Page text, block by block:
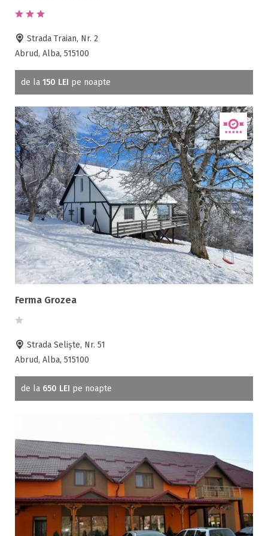
Accepta voucher vacanta
Acces bucatarie
Acces persoane cu dizabilități
ATV
Beauty center
Biliard
Cablu tv
Cazino
Ceaun
Ciubar
Crama
Cutie de valori
Discoteca
Echitatie
Fax
Ferma proprie
Gradina / curte
Gratar
Inchirieri biciclete
Jacuzzi
Living
Loc de joaca
Masaj
Netflix
Partie SKI
Pat bebelus
Strada Traian, Nr. 2
Abrud, Alba, 515100
de la 150 LEI pe noapte
Ferma Grozea
Strada Seliște, Nr. 51
Abrud, Alba, 515100
de la 650 LEI pe noapte